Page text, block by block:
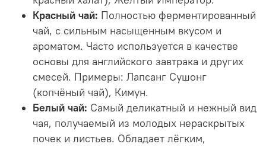
Красный чай: Полностью ферментированный
чай, с сильным насыщенным вкусом и
ароматом. Часто используется в качестве
основы для английского завтрака и других
смесей. Примеры: Лапсанг Сушонг
(копчёный чай), Кимун.
Белый чай: Самый деликатный и нежный вид
чая, получаемый из молодых нераскрытых
почек и листьев. Обладает лёгким,